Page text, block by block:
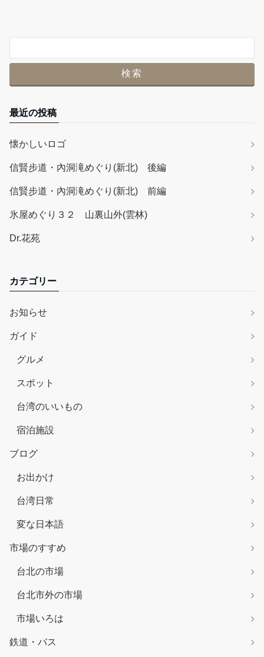
最近の投稿
懐かしいロゴ
信賢步道・內洞滝めぐり(新北) 後編
信賢步道・內洞滝めぐり(新北) 前編
氷屋めぐり３２ 山裏山外(雲林)
Dr.花苑
カテゴリー
お知らせ
ガイド
グルメ
スポット
台湾のいいもの
宿泊施設
ブログ
お出かけ
台湾日常
変な日本語
市場のすすめ
台北の市場
台北市外の市場
市場いろは
鉄道・バス